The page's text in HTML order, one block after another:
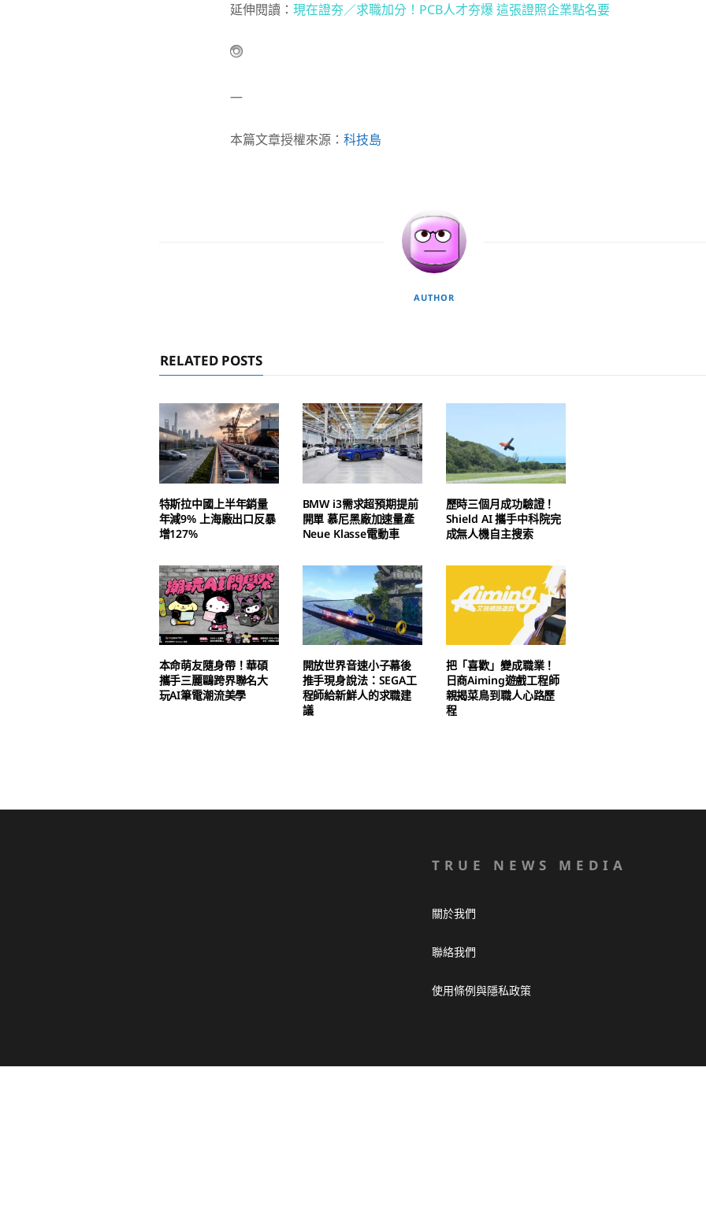
延伸閱讀： 現在證夯／求職加分！PCB人才夯爆 這張證照企業點名要
—
本篇文章授權來源： 科技島
AUTHOR
RELATED POSTS
特斯拉中國上半年銷量
年減9% 上海廠出口反暴
增127%
BMW i3需求超預期提前
開單 慕尼黑廠加速量產
Neue Klasse電動車
歷時三個月成功驗證！
Shield AI 攜手中科院完
成無人機自主搜索
本命萌友隨身帶！華碩
攜手三麗鷗跨界聯名大
玩AI筆電潮流美學
開放世界音速小子幕後
推手現身說法：SEGA工
程師給新鮮人的求職建
議
把「喜歡」變成職業！
日商Aiming遊戲工程師
親揭菜鳥到職人心路歷
程
TRUE NEWS MEDIA
關於我們
聯絡我們
使用條例與隱私政策